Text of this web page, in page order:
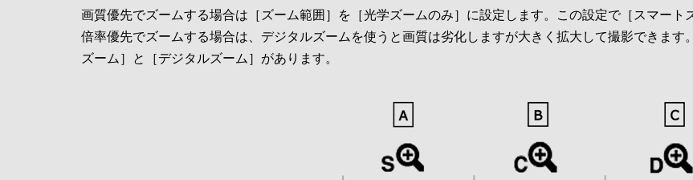
画質優先でズームする場合は［ズーム範囲］を［光学ズームのみ］に設定します。この設定で［スマート
倍率優先でズームする場合は、デジタルズームを使うと画質は劣化しますが大きく拡大して撮影できま
ズーム］と［デジタルズーム］があります。